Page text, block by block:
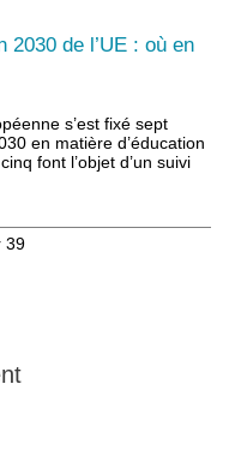
de l’UE : où en
s’est fixé sept
en matière d’éducation
font l’objet d’un suivi
39